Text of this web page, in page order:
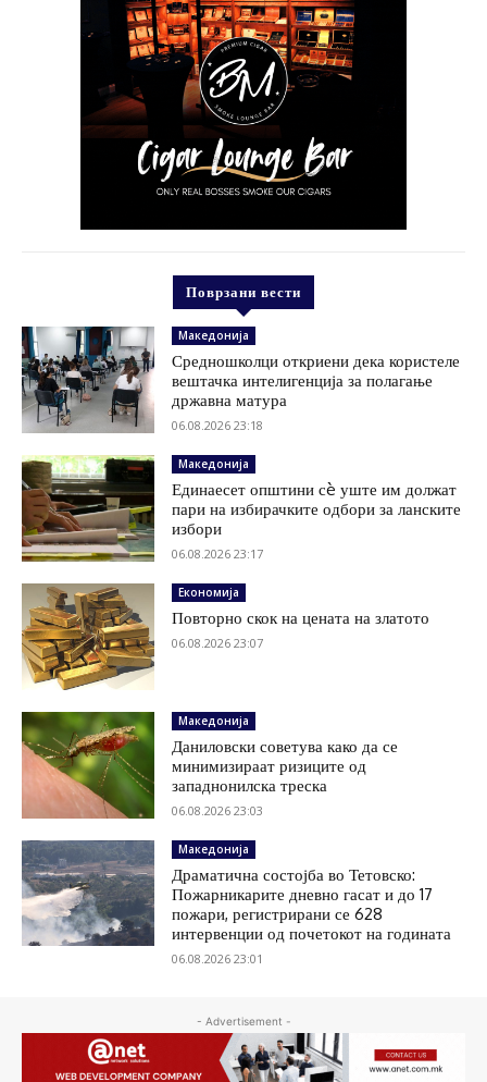
Поврзани вести
Македонија
Средношколци откриени дека користеле
вештачка интелигенција за полагање
државна матура
06.08.2026 23:18
Македонија
Единаесет општини сè уште им должат
пари на избирачките одбори за ланските
избори
06.08.2026 23:17
Економија
Повторно скок на цената на златото
06.08.2026 23:07
Македонија
Даниловски советува како да се
минимизираат ризиците од
западнонилска треска
06.08.2026 23:03
Македонија
Драматична состојба во Тетовско:
Пожарникарите дневно гасат и до 17
пожари, регистрирани се 628
интервенции од почетокот на годината
06.08.2026 23:01
- Advertisement -